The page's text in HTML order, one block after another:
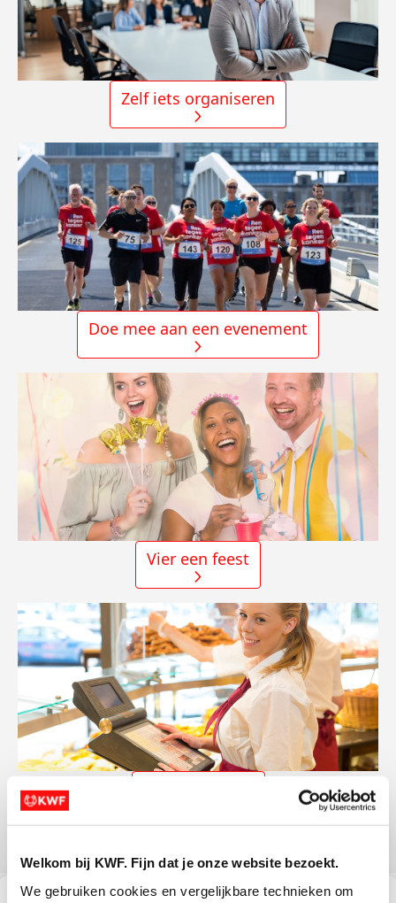
Welkom bij KWF. Fijn dat je onze website bezoekt.
We gebruiken cookies en vergelijkbare technieken om
Zelf iets organiseren
Doe mee aan een evenement
Vier een feest